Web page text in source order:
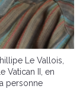
Le Vallois,
Vatican II, en
personne